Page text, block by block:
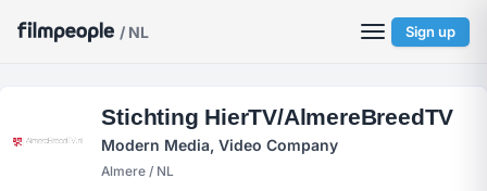
/ NL Sign up
Stichting HierTV/AlmereBreedTV
Modern Media, Video Company
Almere / NL